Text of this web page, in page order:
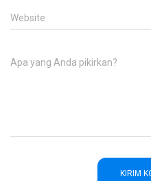
Website
Apa yang Anda pikirkan?